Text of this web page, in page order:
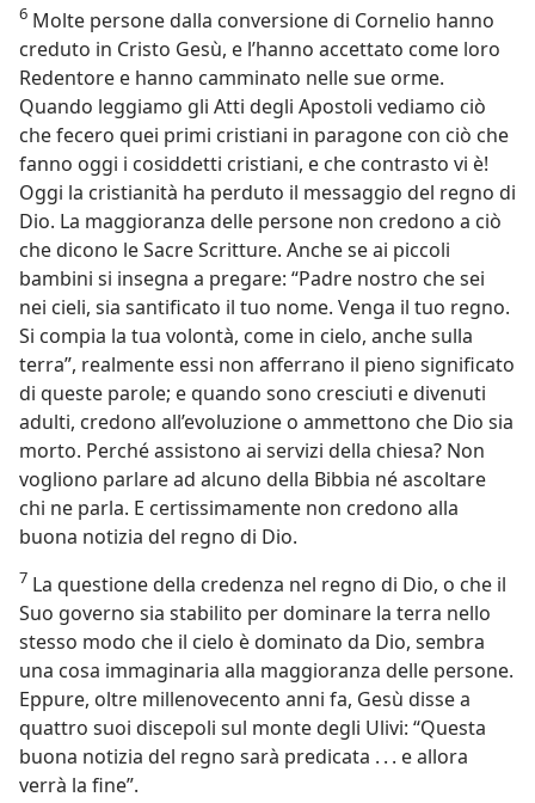
6 Molte persone dalla conversione di Cornelio hanno
creduto in Cristo Gesù, e l’hanno accettato come loro
Redentore e hanno camminato nelle sue orme.
Quando leggiamo gli Atti degli Apostoli vediamo ciò
che fecero quei primi cristiani in paragone con ciò che
fanno oggi i cosiddetti cristiani, e che contrasto vi è!
Oggi la cristianità ha perduto il messaggio del regno di
Dio. La maggioranza delle persone non credono a ciò
che dicono le Sacre Scritture. Anche se ai piccoli
bambini si insegna a pregare: “Padre nostro che sei
nei cieli, sia santificato il tuo nome. Venga il tuo regno.
Si compia la tua volontà, come in cielo, anche sulla
terra”, realmente essi non afferrano il pieno significato
di queste parole; e quando sono cresciuti e divenuti
adulti, credono all’evoluzione o ammettono che Dio sia
morto. Perché assistono ai servizi della chiesa? Non
vogliono parlare ad alcuno della Bibbia né ascoltare
chi ne parla. E certissimamente non credono alla
buona notizia del regno di Dio.
7 La questione della credenza nel regno di Dio, o che il
Suo governo sia stabilito per dominare la terra nello
stesso modo che il cielo è dominato da Dio, sembra
una cosa immaginaria alla maggioranza delle persone.
Eppure, oltre millenovecento anni fa, Gesù disse a
quattro suoi discepoli sul monte degli Ulivi: “Questa
buona notizia del regno sarà predicata . . . e allora
verrà la fine”.